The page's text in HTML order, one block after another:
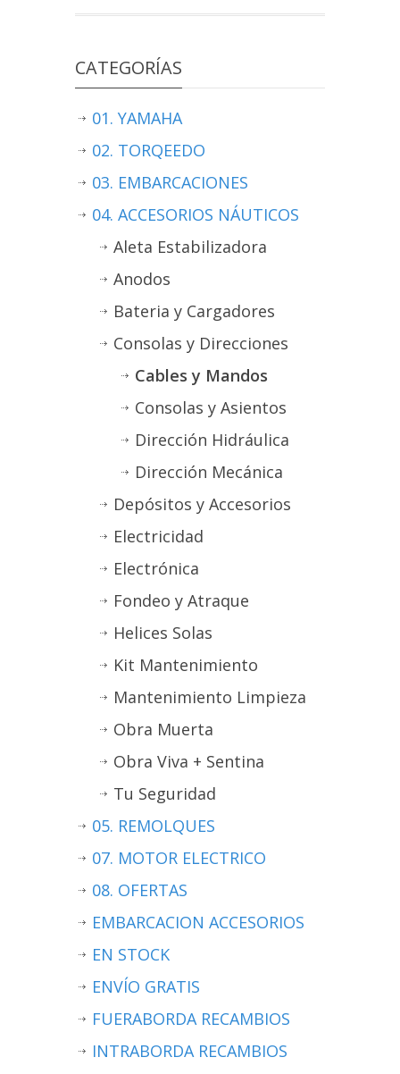
CATEGORÍAS
01. YAMAHA
02. TORQEEDO
03. EMBARCACIONES
04. ACCESORIOS NÁUTICOS
Aleta Estabilizadora
Anodos
Bateria y Cargadores
Consolas y Direcciones
Cables y Mandos
Consolas y Asientos
Dirección Hidráulica
Dirección Mecánica
Depósitos y Accesorios
Electricidad
Electrónica
Fondeo y Atraque
Helices Solas
Kit Mantenimiento
Mantenimiento Limpieza
Obra Muerta
Obra Viva + Sentina
Tu Seguridad
05. REMOLQUES
07. MOTOR ELECTRICO
08. OFERTAS
EMBARCACION ACCESORIOS
EN STOCK
ENVÍO GRATIS
FUERABORDA RECAMBIOS
INTRABORDA RECAMBIOS